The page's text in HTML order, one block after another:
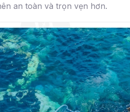
an toàn và trọn vẹn hơn.